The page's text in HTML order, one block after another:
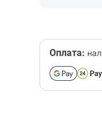
Оплата: